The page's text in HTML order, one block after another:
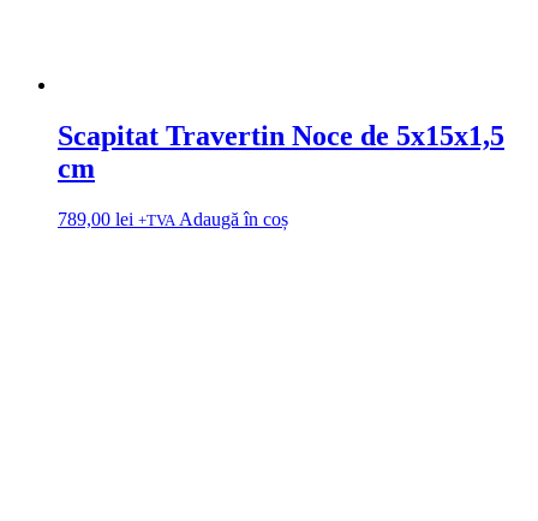
Scapitat Travertin Noce de 5x15x1,5
cm
789,00 lei +TVA Adaugă în coș